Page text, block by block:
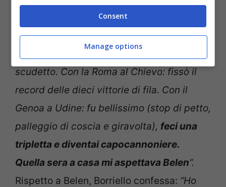
ANSA/MATTEO BAZZI
I suoi tre gol più belli? Secondo il bomber,
“con la Juve a Cesena: decisivo per lo
scudetto. Con la Roma al Chievo: fissò il
record delle dieci vittorie di fila. Con il
Genoa a Udine: fu bellissimo (stop di petto,
palleggio di coscia e giravolta), feci una
tripletta e diventai capocannoniere.
Quella sera a casa mi aspettava Belen“.
Rispetto a Belen, Borriello confessa: “Ho
Consent
Manage options